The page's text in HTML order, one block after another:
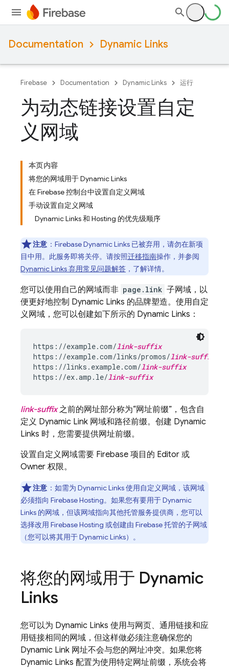
Documentation Dynamic Links
Firebase Documentation Dynamic Links 运行
为动态链接设置自定
义网域
本页内容
将您的网域用于 Dynamic Links
在 Firebase 控制台中设置自定义网域
手动设置自定义网域
Dynamic Links 和 Hosting 的优先级顺序
注意 ：Firebase Dynamic Links 已被弃用，请勿在新项
目中用。 此服务即将关停。请按照迁移指南操作，并参阅
Dynamic Links 弃用常见问题解答 ，了解详情。
您可以使用自己的网域而非 page.link 子网域，以
便更好地控制 Dynamic Links 的品牌塑造。使用自定
义网域，您可以创建如下所示的 Dynamic Links ：
https://example.com/link-suffix
https://example.com/links/promos/link-suffix
https://links.example.com/link-suffix
https://ex.amp.le/link-suffix
link-suffix之前的网址部分称为“网址前缀” ，包含自
定义 Dynamic Link 网域和路径前缀。创建 Dynamic
Links 时，您需要提供网址前缀。
设置自定义网域需要 Firebase 项目的 Editor 或
Owner 权限。
注意 ：如需为 Dynamic Links使用自定义网域，该网域
必须指向 Firebase Hosting。如果您有要用于Dynamic
Links 的网域，但该网域指向其他托管服务提供商，您可以
选择改用 Firebase Hosting 或创建由 Firebase 托管的子网域
（您可以将其用于Dynamic Links）。
将您的网域用于 Dynamic
Links
您可以为 Dynamic Links 使用与网页、通用链接和应
用链接相同的网域，但这样做必须注意确保您的
Dynamic Link 网址不会与您的网址冲突。如果您将
Dynamic Links 配置为使用特定网址前缀，系统会将